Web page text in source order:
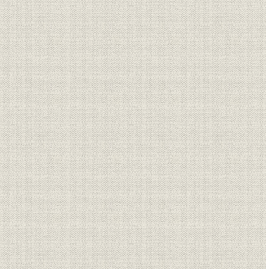
組織;経営 創業当初の事務分掌一覧 [昭和28年
人事
辞令(4月より見習採用、5月採
用)、多賀支店開設時の発令通
知、行員見習の辞令(5月正式採
用)
昭和35年
年(1962年
情報システム
普通預金会計機(NCR42号)、当
座預金会計機(バロース)、テラ
ーズマシーン(バロース)、小型
電子計算機(定期預金)、和文タ
イプライター、データ通信室
貯蓄;融資
預金残高・貸出残高および増加
率
昭和31年
(1962年)9
役員
会長・頭取列伝 2 第2代頭取 石
原秀太郎(第2代会長)、第3代頭
取 佐藤芳樹(第3代会長)
有価証券 有価証券勘定の推移
昭和44年
(1972年)9
事業所 連絡員詰所整理計画書 昭和32年